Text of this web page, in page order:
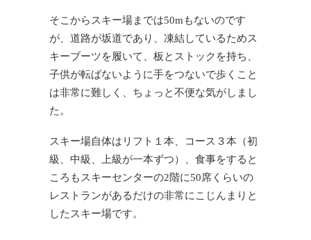
そこからスキー場までは50mもないのです
が、道路が坂道であり、凍結しているためス
キーブーツを履いて、板とストックを持ち、
子供が転ばないように手をつないで歩くこと
は非常に難しく、ちょっと不便な気がしまし
た。
スキー場自体はリフト１本、コース３本（初
級、中級、上級が一本ずつ）、食事をすると
ころもスキーセンターの2階に50席くらいの
レストランがあるだけの非常にこじんまりと
したスキー場です。